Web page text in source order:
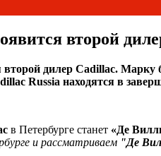
второй
второй дилер Cadillac.
Russia находятся в
в Петербурге станет «Де
и рассматриваем "Де